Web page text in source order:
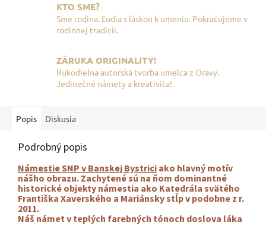
KTO SME?
Sme rodina. Ľudia s láskou k umeniu. Pokračujeme v
rodinnej tradícii.
ZÁRUKA ORIGINALITY!
Rukodielna autorská tvorba umelca z Oravy.
Jedinečné námety a kreativita!
Popis Diskusia
Podrobný popis
Námestie SNP v Banskej Bystriciako hlavný motív
nášho obrazu. Zachytené sú na ňom dominantné
historické objekty námestia ako Katedrála svätého
Františka Xaverského a Mariánsky stĺp v podobne z r.
2011.
Náš námet v teplých farebných tónoch doslova láka